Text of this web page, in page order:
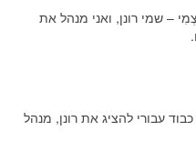
– שמי רונן, ואני מנהל את
כבוד עבורי להציג את רונן, מנהל